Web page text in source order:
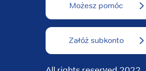
Możesz pomóc
Załóż subkonto